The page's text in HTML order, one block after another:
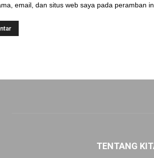
email, dan situs web saya pada peramban
TENTANG